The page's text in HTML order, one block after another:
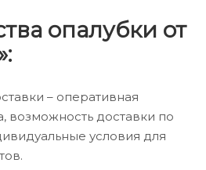
опалубки от
– оперативная
возможность доставки по
условия для